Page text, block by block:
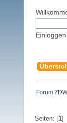
Forum
Seiten: [1]